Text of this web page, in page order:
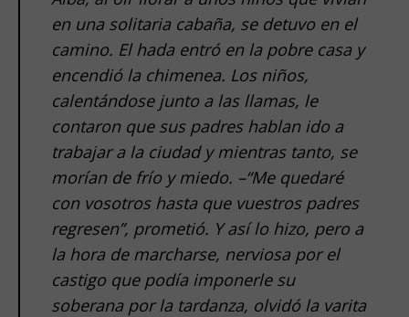
en una solitaria cabaña, se detuvo en el
camino. El hada entró en la pobre casa y
encendió la chimenea. Los niños,
calentándose junto a las llamas, le
contaron que sus padres hablan ido a
trabajar a la ciudad y mientras tanto, se
morían de frío y miedo. –“Me quedaré
con vosotros hasta que vuestros padres
regresen”, prometió. Y así lo hizo, pero a
la hora de marcharse, nerviosa por el
castigo que podía imponerle su
soberana por la tardanza, olvidó la varita